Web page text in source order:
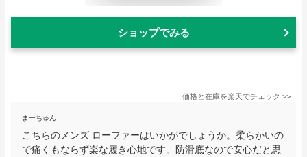
ショップでみる
価格と在庫を楽天でチェック >>
まーちゅん
こちらのメンズ ローファーはいかがでしょうか。柔らかいの
で痛くもならず楽な履き心地です。防滑底なので安心だと思